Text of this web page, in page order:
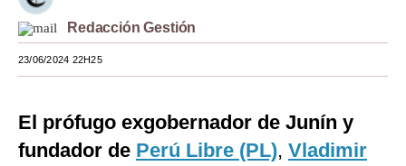
Viajes
Moda
Estilos
Mundo
EEUU
Redacción Gestión
23/06/2024 22H25
El prófugo exgobernador de Junín y
fundador de Perú Libre (PL), Vladimir